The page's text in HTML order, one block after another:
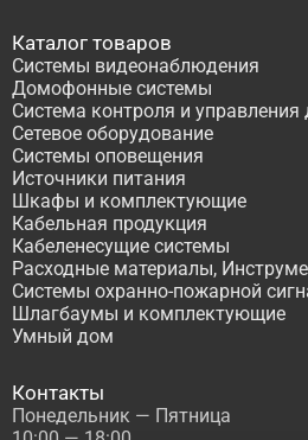
Каталог товаров
Системы видеонаблюдения
Домофонные системы
Система контроля и управления
Сетевое оборудование
Системы оповещения
Источники питания
Шкафы и комплектующие
Кабельная продукция
Кабеленесущие системы
Расходные материалы,
Системы охранно-пожарной
Шлагбаумы и комплектующие
Умный дом
Контакты
Понедельник — Пятница